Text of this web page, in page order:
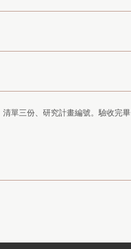
單三份、研究計畫編號。驗收完畢